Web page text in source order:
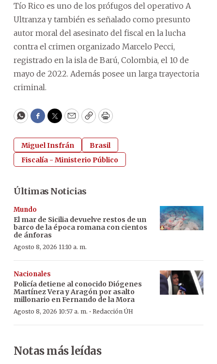
Tío Rico es uno de los prófugos del operativo A
Ultranza y también es señalado como presunto
autor moral del asesinato del fiscal en la lucha
contra el crimen organizado Marcelo Pecci,
registrado en la isla de Barú, Colombia, el 10 de
mayo de 2022. Además posee un larga trayectoria
criminal.
WhatsApp
Facebook
Twitter
EmailCopyPrint
Miguel Insfrán
Brasil
Fiscalía - Ministerio Público
Últimas Noticias
Mundo
El mar de Sicilia devuelve restos de un
barco de la época romana con cientos
de ánforas
Agosto 8, 2026 11:10 a. m.
Nacionales
Policía detiene al conocido Diógenes
Martínez Vera y Aragón por asalto
millonario en Fernando de la Mora
Agosto 8, 2026 10:57 a. m. · Redacción ÚH
Notas más leídas